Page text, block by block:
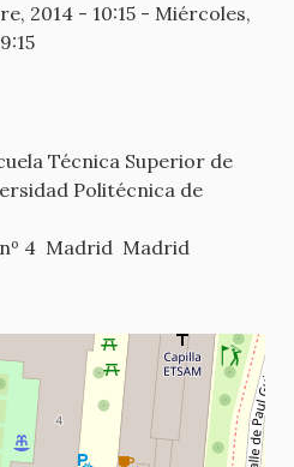
2014 - 10:15 - Miércoles,
Técnica Superior de
Politécnica de
4 Madrid Madrid